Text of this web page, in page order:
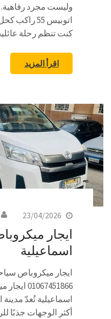
وليست مجرد رفاهية.
اتوبيس 55
كنت تنظم رحلة
اقرأ المزيد
23/04/2026
ايجار
اسماعيلية
ايجار ميكروباص
اسماعيلية تُعدّ
أكثر الوجهات جذبًا